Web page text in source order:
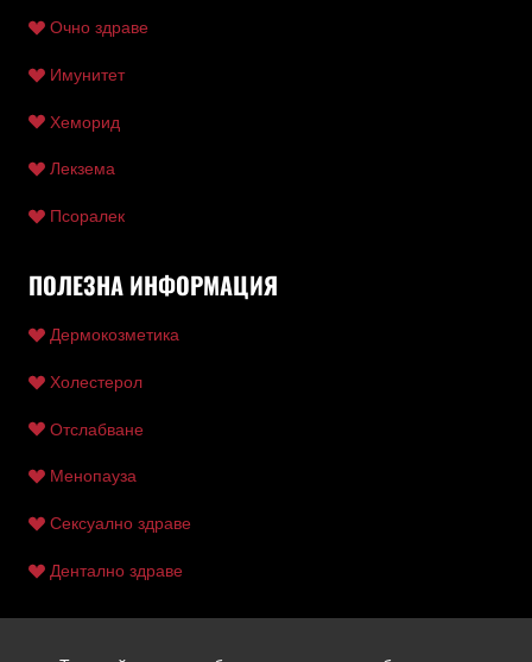
Очно здраве
Имунитет
Хеморид
Лекзема
Псоралек
ПОЛЕЗНА ИНФОРМАЦИЯ
Дермокозметика
Холестерол
Отслабване
Менопауза
Сексуално здраве
Дентално здраве